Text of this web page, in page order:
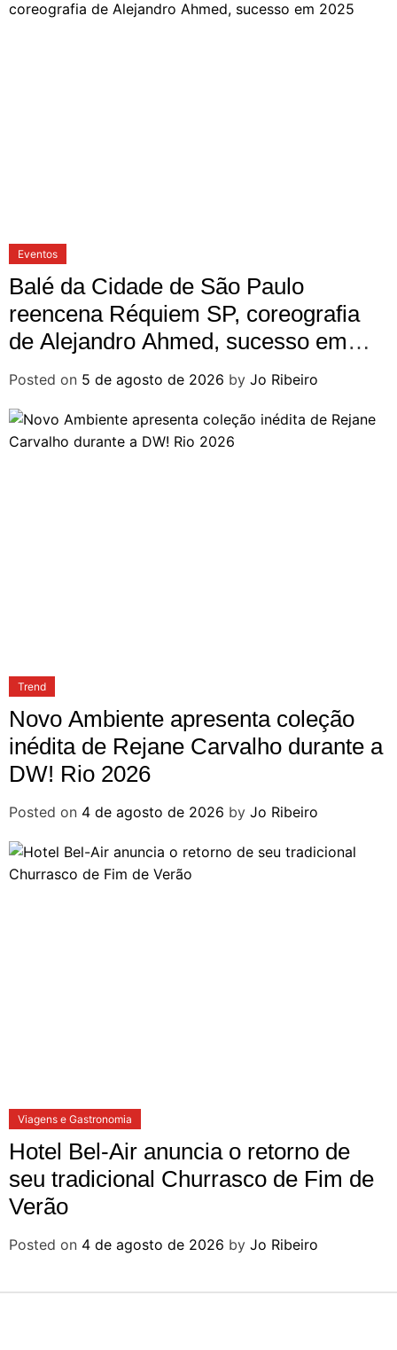
Eventos
Balé da Cidade de São Paulo
reencena Réquiem SP, coreografia
de Alejandro Ahmed, sucesso em
2025
Posted on 5 de agosto de 2026 by Jo Ribeiro
Trend
Novo Ambiente apresenta coleção
inédita de Rejane Carvalho durante a
DW! Rio 2026
Posted on 4 de agosto de 2026 by Jo Ribeiro
Viagens e Gastronomia
Hotel Bel-Air anuncia o retorno de
seu tradicional Churrasco de Fim de
Verão
Posted on 4 de agosto de 2026 by Jo Ribeiro